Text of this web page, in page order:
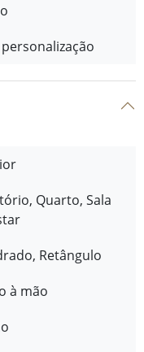
Quarto, Sala
Retângulo
à mão